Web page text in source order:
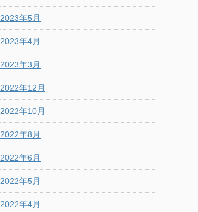
2023年5月
2023年4月
2023年3月
2022年12月
2022年10月
2022年8月
2022年6月
2022年5月
2022年4月